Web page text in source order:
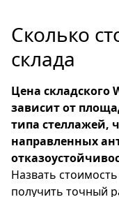
Сколько
склада
Цена складского
зависит от
типа стеллажей,
направленных
Назвать
получить точный